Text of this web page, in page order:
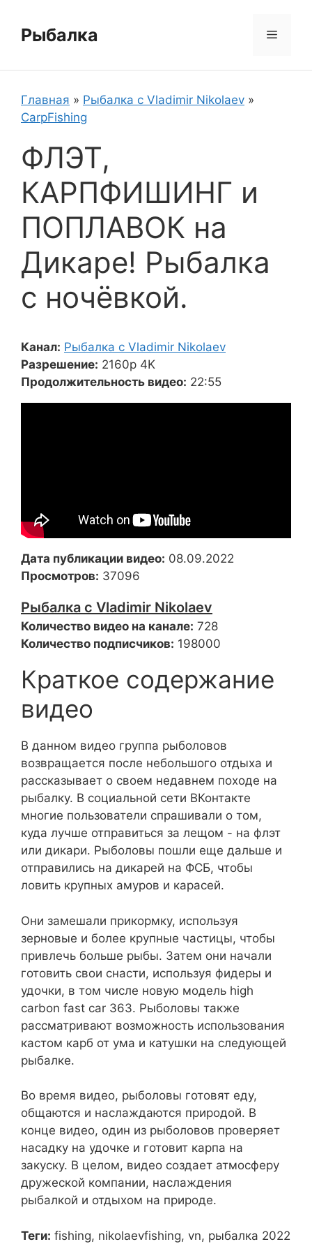
содержимому
Рыбалка Меню
Главная » Рыбалка с Vladimir Nikolaev »
CarpFishing
ФЛЭТ,
КАРПФИШИНГ и
ПОПЛАВОК на
Дикаре! Рыбалка
с ночёвкой.
Канал: Рыбалка с Vladimir Nikolaev
Разрешение: 2160p 4K
Продолжительность видео: 22:55
Дата публикации видео: 08.09.2022
Просмотров: 37096
Рыбалка с Vladimir Nikolaev
Количество видео на канале: 728
Количество подписчиков: 198000
Краткое содержание
видео
В данном видео группа рыболовов
возвращается после небольшого отдыха и
рассказывает о своем недавнем походе на
рыбалку. В социальной сети ВКонтакте
многие пользователи спрашивали о том,
куда лучше отправиться за лещом - на флэт
или дикари. Рыболовы пошли еще дальше и
отправились на дикарей на ФСБ, чтобы
ловить крупных амуров и карасей.
Они замешали прикормку, используя
зерновые и более крупные частицы, чтобы
привлечь больше рыбы. Затем они начали
готовить свои снасти, используя фидеры и
удочки, в том числе новую модель high
carbon fast car 363. Рыболовы также
рассматривают возможность использования
кастом карб от ума и катушки на следующей
рыбалке.
Во время видео, рыболовы готовят еду,
общаются и наслаждаются природой. В
конце видео, один из рыболовов проверяет
насадку на удочке и готовит карпа на
закуску. В целом, видео создает атмосферу
дружеской компании, наслаждения
рыбалкой и отдыхом на природе.
Теги: fishing, nikolaevfishing, vn, рыбалка 2022